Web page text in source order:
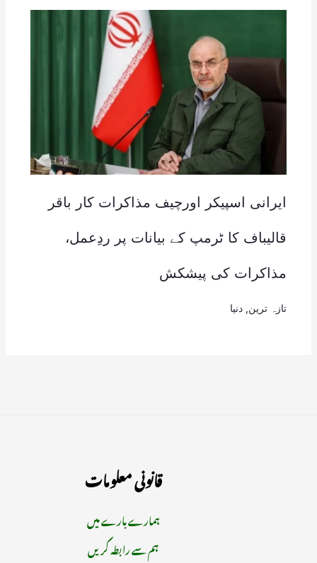
ایرانی اسپیکر اورچیف مذاکرات کار باقر
قالیباف کا ٹرمپ کے بیانات پر ردِعمل،
مذاکرات کی پیشکش
تازہ ترین دنیا
قانونی معلومات
ہمارے بارے میں
ہم سے رابطہ کریں